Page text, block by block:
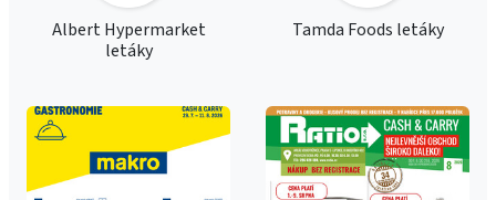
Albert Hypermarket
letáky
Tamda Foods letáky